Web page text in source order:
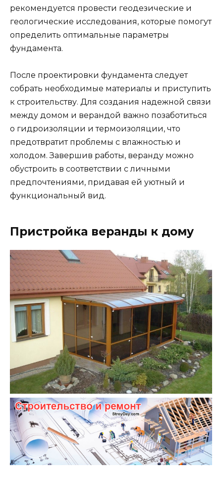
рекомендуется провести геодезические и
геологические исследования, которые помогут
определить оптимальные параметры
фундамента.
После проектировки фундамента следует
собрать необходимые материалы и приступить
к строительству. Для создания надежной связи
между домом и верандой важно позаботиться
о гидроизоляции и термоизоляции, что
предотвратит проблемы с влажностью и
холодом. Завершив работы, веранду можно
обустроить в соответствии с личными
предпочтениями, придавая ей уютный и
функциональный вид.
Пристройка веранды к дому